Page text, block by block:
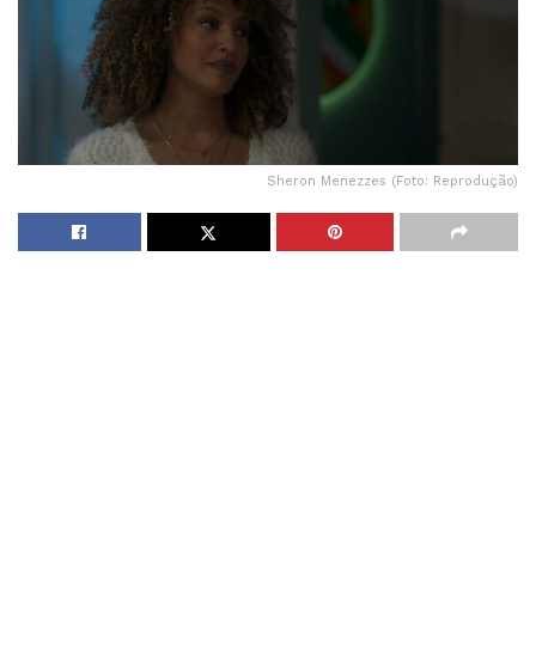
Sheron Menezzes (Foto: Reprodução)